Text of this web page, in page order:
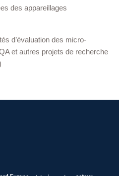
des appareillages
d’évaluation des micro-
et autres projets de recherche